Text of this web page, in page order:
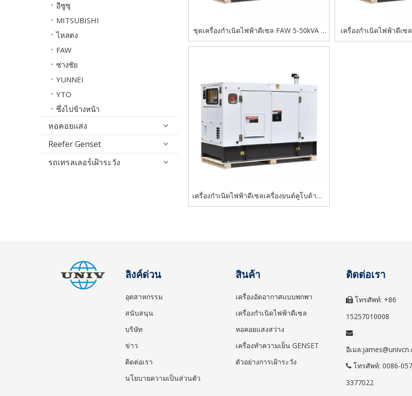
อีซูซุ
MITSUBISHI
ไหลตง
FAW
ซ่างชัย
YUNNEI
YTO
ซึ่งไปข้างหน้า
หอคอยแสง
Reefer Genset
รถเทรลเลอร์เฝ้าระวัง
ชุดเครื่องกำเนิดไฟฟ้าดีเซล FAW 5-50kVA –
เงียบเป็นพิเศษ สิ้นเปลืองเชื้อเพลิงน้อย เชื่อถือ
เครื่องกำเนิดไฟฟ้าดีเซ
โซลูชั่นพลังงานเงียบเ
เครื่องกำเนิดไฟฟ้าดีเซลเครื่องยนต์คูโบต้าน้อ
ยลงเชื้อเพลิง AC เครื่องกำเนิดไฟฟ้าพลังเสียง
ลิงค์ด่วน
อุตสาหกรรม
สนับสนุน
บริษัท
ข่าว
ติดต่อเรา
นโยบายความเป็นส่วนตัว
สินค้า
เครื่องอัดอากาศแบบพกพา
เครื่องกำเนิดไฟฟ้าดีเซล
หอคอยแสงสว่าง
เครื่องทำความเย็น GENSET
ตัวอย่างการเฝ้าระวัง
ติดต่อเรา
 โทรศัพท์: +86
15257010008

อีเมล:
 โทรศัพท์: 0086-
3377022